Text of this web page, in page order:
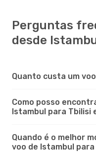
Perguntas
desde
Quanto custa um
Como posso
Istambul para Tbilisi
Quando é o melhor
voo de Istambul